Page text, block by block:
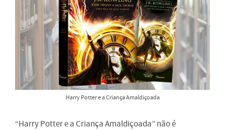
Harry Potter e a Criança Amaldiçoada
“Harry Potter e a Criança Amaldiçoada” não é